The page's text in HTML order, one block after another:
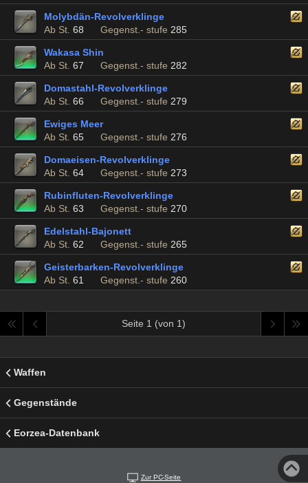
Molybdän-Revolverklinge
Ab St. 68 Gegenst.- stufe 285
Wakasa Shin
Ab St. 67 Gegenst.- stufe 282
Domastahl-Revolverklinge
Ab St. 66 Gegenst.- stufe 279
Ewiges Meer
Ab St. 65 Gegenst.- stufe 276
Domaeisen-Revolverklinge
Ab St. 64 Gegenst.- stufe 273
Rubinfluten-Revolverklinge
Ab St. 63 Gegenst.- stufe 270
Edelstahl-Bajonett
Ab St. 62 Gegenst.- stufe 265
Geisterbarken-Revolverklinge
Ab St. 61 Gegenst.- stufe 260
Seite 1 (von 1)
Waffen
Gegenstände
Eorzea-Datenbank
Zur PC-Seite